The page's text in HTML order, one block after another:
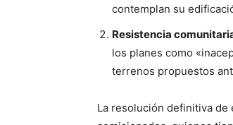
contemplan su
Resistencia
los planes como
terrenos propuestos
La resolución definitiva